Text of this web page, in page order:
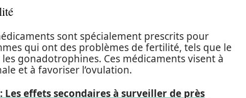
sont spécialement prescrits pour
qui ont des problèmes de fertilité, tels que le
gonadotrophines. Ces médicaments visent à
et à favoriser l’ovulation.
effets secondaires à surveiller de près